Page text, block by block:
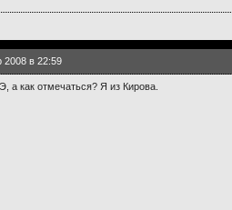
2008 в 22:59
а как отмечаться? Я из Кирова.